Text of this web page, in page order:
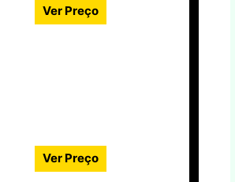
Ver Preço
Ver Preço